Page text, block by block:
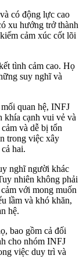
có động lực cao
xu hướng trở thành
cảm xúc cốt lõi
tình cảm cao. Họ
suy nghĩ và
quan hệ, INFJ
khía cạnh vui vẻ và
và dễ bị tổn
trong việc xây
hai.
nghĩ người khác
nhiên không phải
với mong muốn
lầm và khó khăn,
hệ.
bao gồm cả đối
cho nhóm INFJ
việc duy trì và